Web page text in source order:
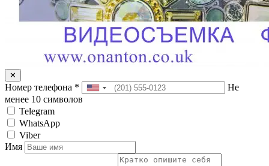
✕
Номер телефона *
Не
менее 10 символов
Telegram
WhatsApp
Viber
Имя